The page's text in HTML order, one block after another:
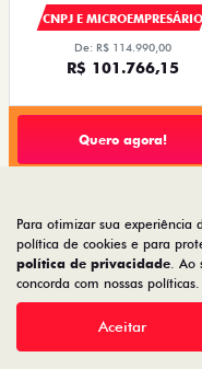
CNPJ E MICROEMPRESÁRIO
De: R$ 114.990,00
R$ 101.766,15
Quero agora!
PULSE ABARTH TURBO 270 FLEX AT
2026/2026
Para otimizar sua experiência
política de cookies e para
política de privacidade. Ao
concorda com nossas políticas.
Aceitar